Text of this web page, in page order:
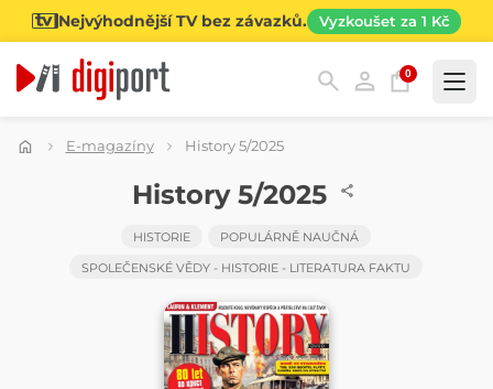
Nejvýhodnější TV bez závazků. Vyzkoušet za 1 Kč
0
Kategorie
E-magazíny History 5/2025
History 5/2025
HISTORIE
POPULÁRNĚ NAUČNÁ
SPOLEČENSKÉ VĚDY - HISTORIE - LITERATURA FAKTU